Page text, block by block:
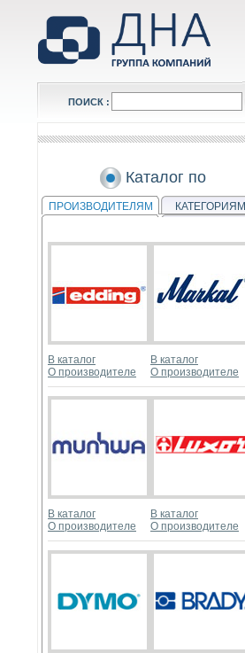
ПОИСК :
Каталог по
ПРОИЗВОДИТЕЛЯМ КАТЕГОРИЯМ
В каталог
О производителе
В каталог
О производителе
В каталог
О производителе
В каталог
О производителе